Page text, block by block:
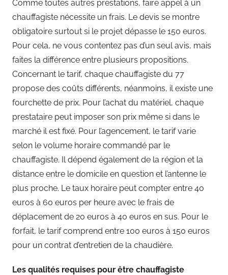
Comme toutes autres prestations, faire appel à un
chauffagiste nécessite un frais. Le devis se montre
obligatoire surtout si le projet dépasse le 150 euros.
Pour cela, ne vous contentez pas d’un seul avis, mais
faites la différence entre plusieurs propositions.
Concernant le tarif, chaque chauffagiste du 77
propose des coûts différents, néanmoins, il existe une
fourchette de prix. Pour l’achat du matériel, chaque
prestataire peut imposer son prix même si dans le
marché il est fixé. Pour l’agencement, le tarif varie
selon le volume horaire commandé par le
chauffagiste. Il dépend également de la région et la
distance entre le domicile en question et l’antenne le
plus proche. Le taux horaire peut compter entre 40
euros à 60 euros per heure avec le frais de
déplacement de 20 euros à 40 euros en sus. Pour le
forfait, le tarif comprend entre 100 euros à 150 euros
pour un contrat d’entretien de la chaudière.
Les qualités requises pour être chauffagiste